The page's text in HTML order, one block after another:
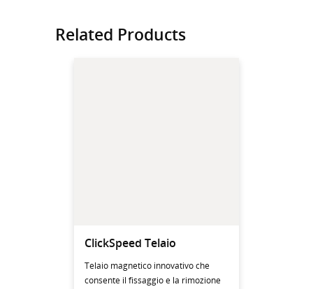
Related Products
ClickSpeed Telaio
Telaio magnetico innovativo che
consente il fissaggio e la rimozione